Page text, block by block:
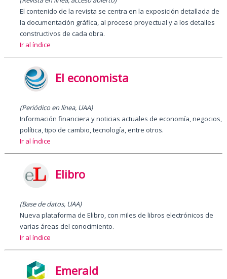
El contenido de la revista se centra en la exposición detallada de
la documentación gráfica, al proceso proyectual y a los detalles
constructivos de cada obra.
Ir al índice
El economista
(Periódico en línea, UAA)
Información financiera y noticias actuales de economía, negocios,
política, tipo de cambio, tecnología, entre otros.
Ir al índice
Elibro
(Base de datos, UAA)
Nueva plataforma de Elibro, con miles de libros electrónicos de
varias áreas del conocimiento.
Ir al índice
Emerald